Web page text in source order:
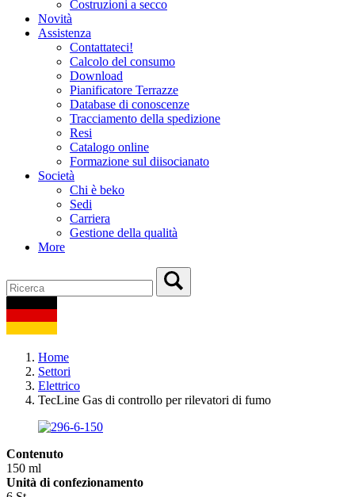
Costruzioni a secco
Novità
Assistenza
Contattateci!
Calcolo del consumo
Download
Pianificatore Terrazze
Database di conoscenze
Tracciamento della spedizione
Resi
Catalogo online
Formazione sul diisocianato
Società
Chi è beko
Sedi
Carriera
Gestione della qualità
More
Home
Settori
Elettrico
TecLine Gas di controllo per rilevatori di fumo
Contenuto
150 ml
Unità di confezionamento